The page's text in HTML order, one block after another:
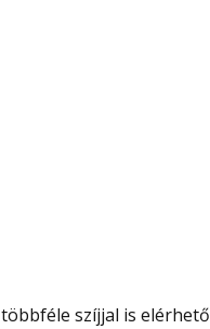
többféle szíjjal is elérhető